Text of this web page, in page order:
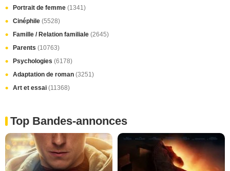
Portrait de femme (1341)
Cinéphile (5528)
Famille / Relation familiale (2645)
Parents (10763)
Psychologies (6178)
Adaptation de roman (3251)
Art et essai (11368)
Top Bandes-annonces